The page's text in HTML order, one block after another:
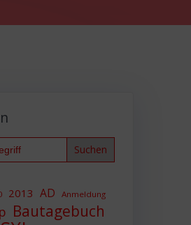
2013 AD Anmeldung
Bautagebuch